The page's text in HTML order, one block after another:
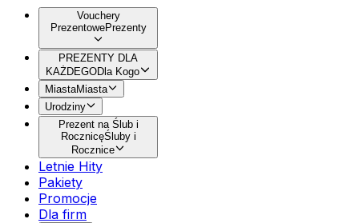
Vouchery
PrezentowePrezenty
PREZENTY DLA
KAŻDEGODla Kogo
MiastaMiasta
Urodziny
Prezent na Ślub i
RocznicęŚluby i
Rocznice
Letnie Hity
Pakiety
Promocje
Dla firm